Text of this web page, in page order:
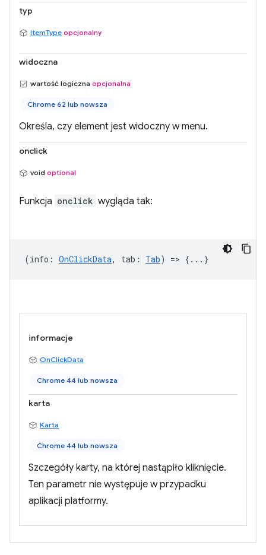
typ
ItemType opcjonalny
widoczna
wartość logiczna opcjonalna
Chrome 62 lub nowsza
Określa, czy element jest widoczny w menu.
onclick
void optional
Funkcja onclick wygląda tak:
(info : OnClickData, tab : Tab) => {...}
informacje
OnClickData
Chrome 44 lub nowsza
karta
Karta
Chrome 44 lub nowsza
Szczegóły karty, na której nastąpiło kliknięcie.
Ten parametr nie występuje w przypadku
aplikacji platformy.